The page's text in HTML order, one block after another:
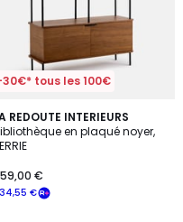
tous les 100€
REDOUTE INTERIEURS
en plaqué noyer,
€
€